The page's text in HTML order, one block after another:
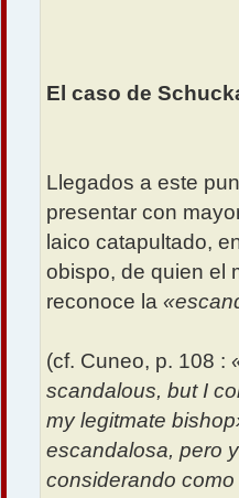
El caso de
Llegados a este
presentar con
laico catapultado,
obispo, de quien el
reconoce la
(cf. Cuneo, p. 108 :
scandalous, but I
my legitmate
escandalosa, pero
considerando